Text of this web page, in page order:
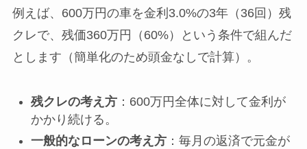
例えば、600万円の車を金利3.0%の3年（36回）残
クレで、残価360万円（60%）という条件で組んだ
とします（簡単化のため頭金なしで計算）。
残クレの考え方：600万円全体に対して金利が
かかり続ける。
一般的なローンの考え方：毎月の返済で元金が